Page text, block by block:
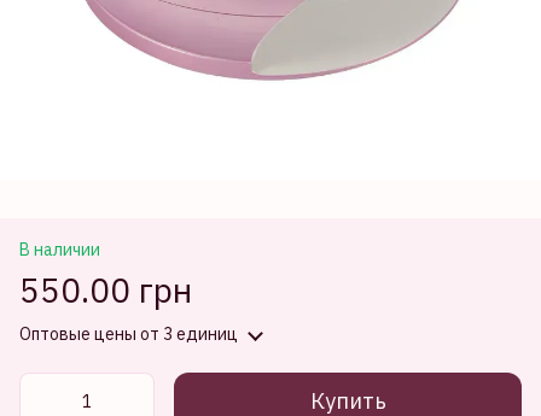
В наличии
550.00 грн
Оптовые цены от 3 единиц
Купить